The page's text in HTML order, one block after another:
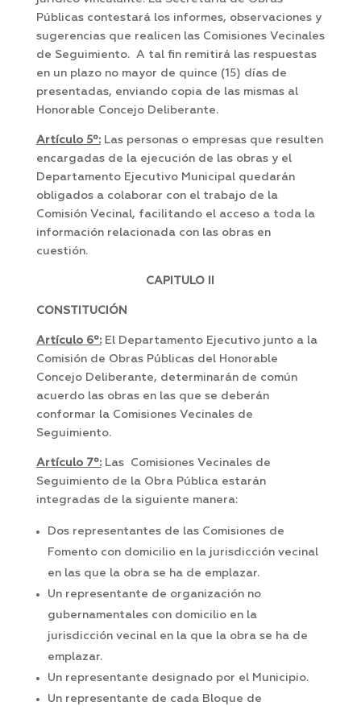
Públicas contestará los informes, observaciones y
sugerencias que realicen las Comisiones Vecinales
de Seguimiento. A tal fin remitirá las respuestas
en un plazo no mayor de quince (15) días de
presentadas, enviando copia de las mismas al
Honorable Concejo Deliberante.
Artículo 5º:Las personas o empresas que resulten
encargadas de la ejecución de las obras y el
Departamento Ejecutivo Municipal quedarán
obligados a colaborar con el trabajo de la
Comisión Vecinal, facilitando el acceso a toda la
información relacionada con las obras en
cuestión.
CAPITULO II
CONSTITUCIÓN
Artículo 6º:El Departamento Ejecutivo junto a la
Comisión de Obras Públicas del Honorable
Concejo Deliberante, determinarán de común
acuerdo las obras en las que se deberán
conformar la Comisiones Vecinales de
Seguimiento.
Artículo 7º:Las Comisiones Vecinales de
Seguimiento de la Obra Pública estarán
integradas de la siguiente manera:
Dos representantes de las Comisiones de
Fomento con domicilio en la jurisdicción vecinal
en las que la obra se ha de emplazar.
Un representante de organización no
gubernamentales con domicilio en la
jurisdicción vecinal en la que la obra se ha de
emplazar.
Un representante designado por el Municipio.
Un representante de cada Bloque de